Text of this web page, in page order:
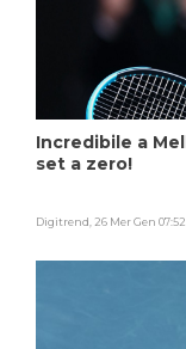
Incredibile a
set a zero!
Digitrend, 26 Mer Gen 07:52